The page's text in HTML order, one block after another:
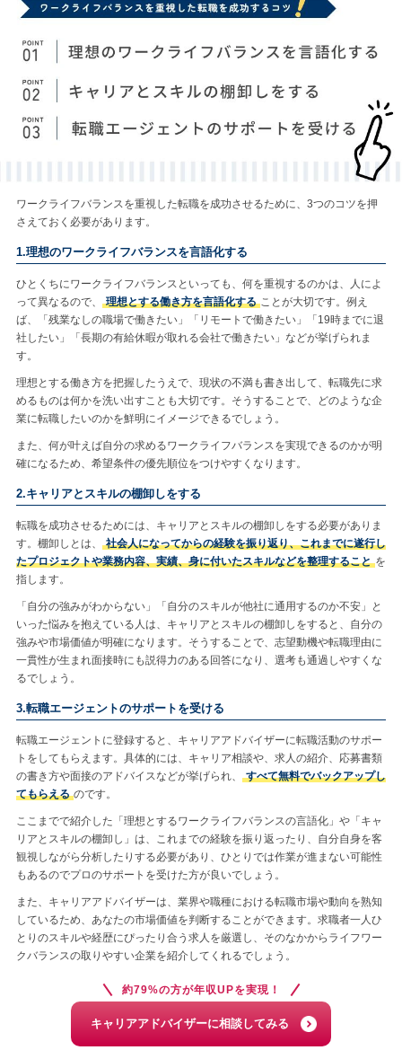
ワークライフバランスを重視した転職を成功させるために、3つのコツを押
さえておく必要があります。
1.理想のワークライフバランスを言語化する
ひとくちにワークライフバランスといっても、何を重視するのかは、人によ
って異なるので、
理想とする働き方を言語化する ことが大切です。例え
ば、「残業なしの職場で働きたい」「リモートで働きたい」「19時までに退
社したい」「長期の有給休暇が取れる会社で働きたい」などが挙げられま
す。
理想とする働き方を把握したうえで、現状の不満も書き出して、転職先に求
めるものは何かを洗い出すことも大切です。そうすることで、どのような企
業に転職したいのかを鮮明にイメージできるでしょう。
また、何が叶えば自分の求めるワークライフバランスを実現できるのかが明
確になるため、希望条件の優先順位をつけやすくなります。
2.キャリアとスキルの棚卸しをする
転職を成功させるためには、キャリアとスキルの棚卸しをする必要がありま
す。棚卸しとは、
社会人になってからの経験を振り返り、これまでに遂行し
たプロジェクトや業務内容、実績、身に付いたスキルなどを整理すること を
指します。
「自分の強みがわからない」「自分のスキルが他社に通用するのか不安」と
いった悩みを抱えている人は、キャリアとスキルの棚卸しをすると、自分の
強みや市場価値が明確になります。そうすることで、志望動機や転職理由に
一貫性が生まれ面接時にも説得力のある回答になり、選考も通過しやすくな
るでしょう。
3.転職エージェントのサポートを受ける
転職エージェントに登録すると、キャリアアドバイザーに転職活動のサポー
トをしてもらえます。具体的には、キャリア相談や、求人の紹介、応募書類
の書き方や面接のアドバイスなどが挙げられ、
すべて無料でバックアップし
てもらえる のです。
ここまでで紹介した「理想とするワークライフバランスの言語化」や「キャ
リアとスキルの棚卸し」は、これまでの経験を振り返ったり、自分自身を客
観視しながら分析したりする必要があり、ひとりでは作業が進まない可能性
もあるのでプロのサポートを受けた方が良いでしょう。
また、キャリアアドバイザーは、業界や職種における転職市場や動向を熟知
しているため、あなたの市場価値を判断することができます。求職者一人ひ
とりのスキルや経歴にぴったり合う求人を厳選し、そのなかからライフワー
クバランスの取りやすい企業を紹介してくれるでしょう。
約79%の方が年収UPを実現！
キャリアアドバイザーに相談してみる